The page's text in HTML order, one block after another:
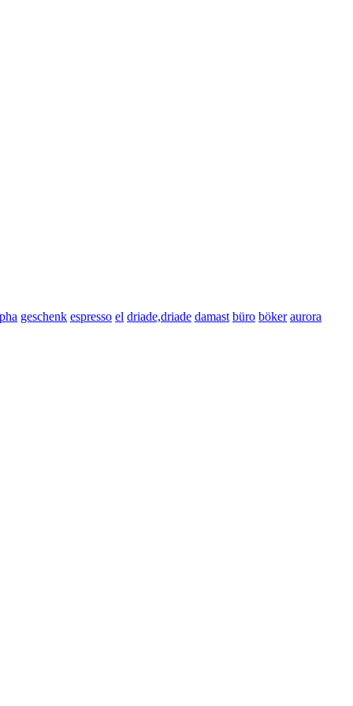
geschenk espresso el driade,driade damast büro böker aurora